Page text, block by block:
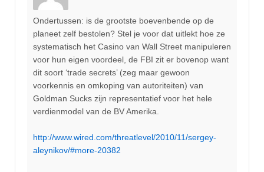
Ondertussen: is de grootste boevenbende op de
planeet zelf bestolen? Stel je voor dat uitlekt hoe ze
systematisch het Casino van Wall Street manipuleren
voor hun eigen voordeel, de FBI zit er bovenop want
dit soort ‘trade secrets’ (zeg maar gewoon
voorkennis en omkoping van autoriteiten) van
Goldman Sucks zijn representatief voor het hele
verdienmodel van de BV Amerika.
http://www.wired.com/threatlevel/2010/11/sergey-
aleynikov/#more-20382